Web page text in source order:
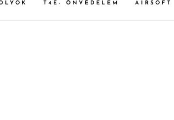
T4E- ÖNVÉDELEM AIRSOFT